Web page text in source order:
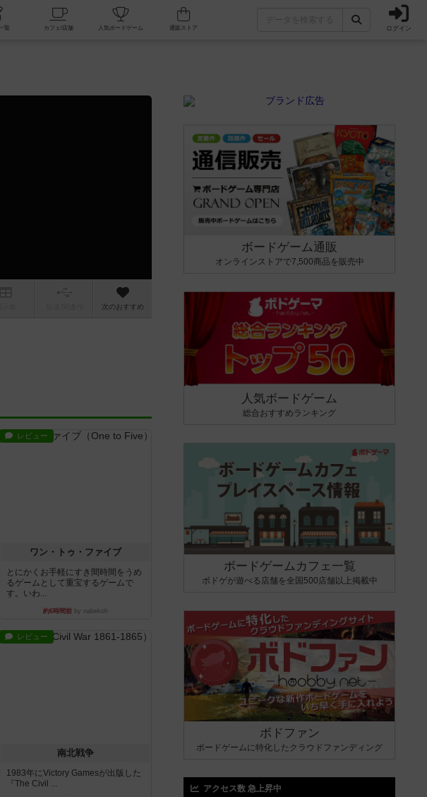
掲示板一覧 カフェ/店舗 人気ボードゲーム ログイン
次のおすすめ
レビュー
ワン・トゥ・ファイブ
とにかくお手軽にすき間時間をうめ
るゲームとして重宝するゲームで
す。いわ...
約6時間前 by nabekoh
レビュー
南北戦争
1983年にVictory Gamesが出版した
『The Civil ...
ボードゲーム通販
オンラインストアで7,500商品を販売中
人気ボードゲーム
総合おすすめランキング
ボードゲームカフェ一覧
ボドゲが遊べる店舗を全国500店舗以上掲載中
ボドファン
ボードゲームに特化したクラウドファンディング
アクセス数 急上昇中